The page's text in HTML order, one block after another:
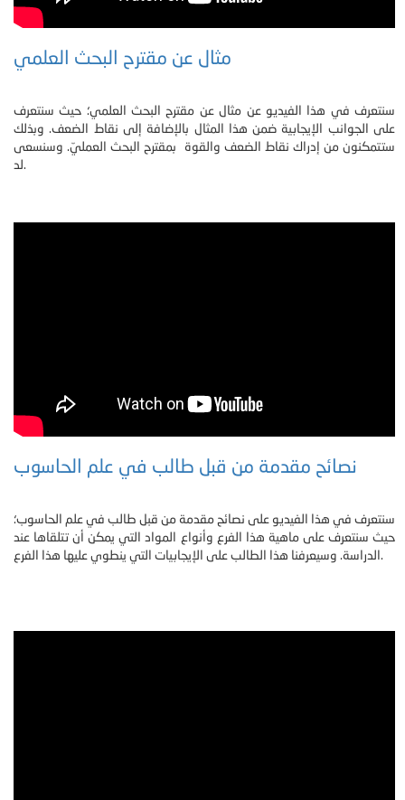
مثال عن مقترح البحث العلمي
سنتعرف في هذا الفيديو عن مثال عن مقترح البحث العلمي؛ حيث سنتعرف
على الجوانب الإيجابية ضمن هذا المثال بالإضافة إلى نقاط الضعف. وبذلك
ستتمكنون من إدراك نقاط الضعف والقوة بمقترح البحث العمليّ. وسنسعى
لد.
نصائح مقدمة من قبل طالب في علم الحاسوب
سنتعرف في هذا الفيديو على نصائح مقدمة من قبل طالب في علم الحاسوب؛
حيث سنتعرف على ماهية هذا الفرع وأنواع المواد التي يمكن أن تتلقاها عند
الدراسة. وسيعرفنا هذا الطالب على الإيجابيات التي ينطوي عليها هذا الفرع.